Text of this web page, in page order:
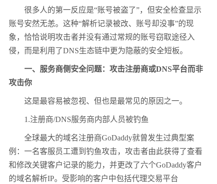
很多人的第一反应是“账号被盗了”，但安全检查显示
账号安然无恙。这种“解析记录被改、账号却没事”的现
象，恰恰说明攻击者并没有通过常规的账号窃取途径入
侵，而是利用了DNS生态链中更为隐蔽的安全短板。
一、服务商侧安全问题：攻击注册商或DNS平台而非
攻击你
这是最容易被忽视、但也是最常见的原因之一。
1.注册商/DNS服务商内部人员被钓鱼
全球最大的域名注册商GoDaddy就曾发生过典型案
例：一名客服员工遭到钓鱼攻击，攻击者由此获得了查看
和修改关键客户记录的能力，并更改了六个GoDaddy客户
的域名解析IP。受影响的客户中包括代理交易平台